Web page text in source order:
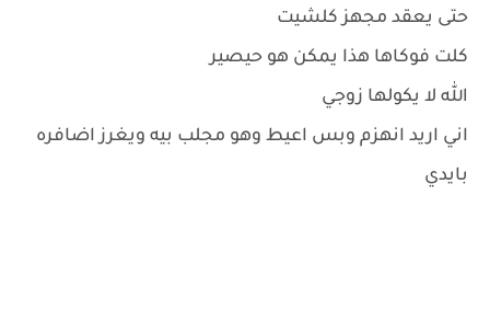
حتى يعقد مجهز كلشيت
كلت فوكاها هذا يمكن هو حيصير
الله لا يكولها زوجي
اني اريد انهزم وبس اعيط وهو مجلب بيه ويغرز اضافره
بايدي